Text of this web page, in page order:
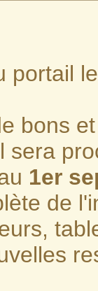
portail
bons
sera
1er
de